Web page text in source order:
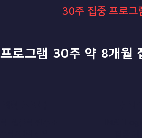
30주 집중 프로그
프로그램 30주 약 8개월